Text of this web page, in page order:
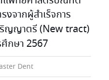
งจากผู้สำเร็จการ
ญญาตรี (New tract)
ศึกษา 2567
Dent